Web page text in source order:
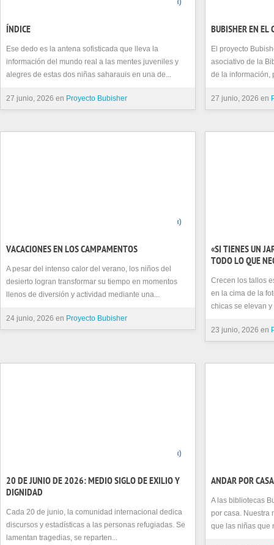
0
ÍNDICE
Ese dedo es la antena sofisticada que lleva la
información del mundo real a las mentes juveniles y
alegres de estas dos niñas saharauis en una de...
27 junio, 2026 en Proyecto Bubisher
BUBISHER EN EL
El proyecto
asociativo de la
de la información,
27 junio, 2026 en
0
VACACIONES EN LOS CAMPAMENTOS
A pesar del intenso calor del verano, los niños del
desierto logran transformar su tiempo en momentos
llenos de diversión y actividad mediante una...
24 junio, 2026 en Proyecto Bubisher
«SI TIENES UN
TODO LO QUE
Crecen los tallos
en la cima de la
chicas se elevan
23 junio, 2026 en
0
20 DE JUNIO DE 2026: MEDIO SIGLO DE EXILIO Y
DIGNIDAD
Cada 20 de junio, la comunidad internacional dedica
discursos y estadísticas a las personas refugiadas. Se
lamentan tragedias, se reparten...
ANDAR POR CASA
A las bibliotecas
por casa. Nuestra
que las niñas que